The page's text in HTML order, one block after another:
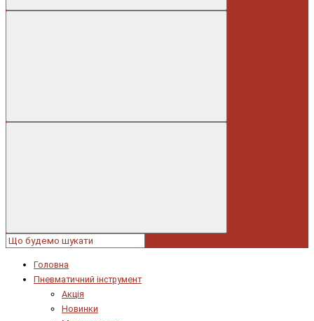
Головна
Пневматичний інструмент
Акція
Новинки